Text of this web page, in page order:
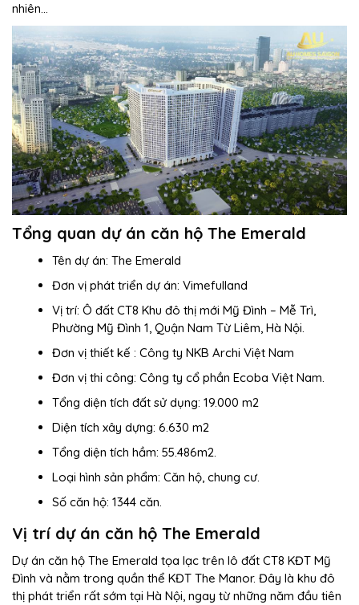
nhiên…
Tổng quan dự án căn hộ The Emerald
Tên dự án: The Emerald
Đơn vị phát triển dự án: Vimefulland
Vị trí: Ô đất CT8 Khu đô thị mới Mỹ Đình – Mễ Trì,
Phường Mỹ Đình 1, Quận Nam Từ Liêm, Hà Nội.
Đơn vị thiết kế : Công ty NKB Archi Việt Nam
Đơn vị thi công: Công ty cổ phần Ecoba Việt Nam.
Tổng diện tích đất sử dụng: 19.000 m2
Diện tích xây dựng: 6.630 m2
Tổng diện tích hầm: 55.486m2.
Loại hình sản phẩm: Căn hộ, chung cư.
Số căn hộ: 1344 căn.
Vị trí dự án căn hộ The Emerald
Dự án căn hộ The Emerald tọa lạc trên lô đất CT8 KĐT Mỹ
Đình và nằm trong quần thể KĐT The Manor. Đây là khu đô
thị phát triển rất sớm tại Hà Nội, ngay từ những năm đầu tiên